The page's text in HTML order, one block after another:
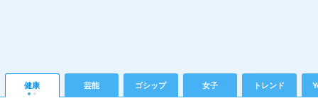
健康 芸能 ゴシップ 女子 トレンド